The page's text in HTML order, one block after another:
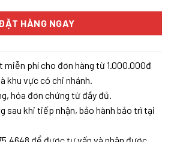
HÀNG NGAY
miễn phí cho đơn hàng từ 1.000.000đ
khu vực có chi nhánh.
hóa đơn chứng từ đầy đủ.
sau khi tiếp nhận, bảo hành bảo trì tại